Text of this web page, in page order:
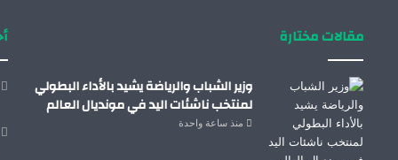
مقالات مختارة
وزير الشباب والرياضة يشيد بالأداء البطولي
لمنتخب ناشئات اليد في مونديال العالم
منذ ساعة واحدة